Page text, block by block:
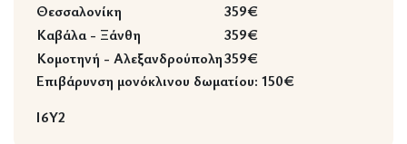
Θεσσαλονίκη
359€
Καβάλα - Ξάνθη
359€
Κομοτηνή - Αλεξανδρούπολη359€
Επιβάρυνση μονόκλινου δωματίου: 150€
I6Y2